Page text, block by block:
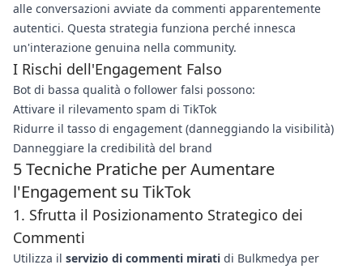
alle conversazioni avviate da commenti apparentemente
autentici. Questa strategia funziona perché innesca
un'interazione genuina nella community.
I Rischi dell'Engagement Falso
Bot di bassa qualità o follower falsi possono:
Attivare il rilevamento spam di TikTok
Ridurre il tasso di engagement (danneggiando la visibilità)
Danneggiare la credibilità del brand
5 Tecniche Pratiche per Aumentare
l'Engagement su TikTok
1. Sfrutta il Posizionamento Strategico dei
Commenti
Utilizza il servizio di commenti mirati di Bulkmedya per